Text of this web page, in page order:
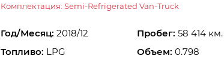
Комплектация: Semi-Refrigerated Van-Truck
Год/Месяц: 2018/12 Пробег: 58 414 км.
Топливо: LPG Объем: 0.798